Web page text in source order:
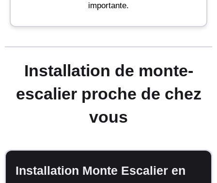
importante.
Installation de monte-
escalier proche de chez
vous
Installation Monte Escalier en